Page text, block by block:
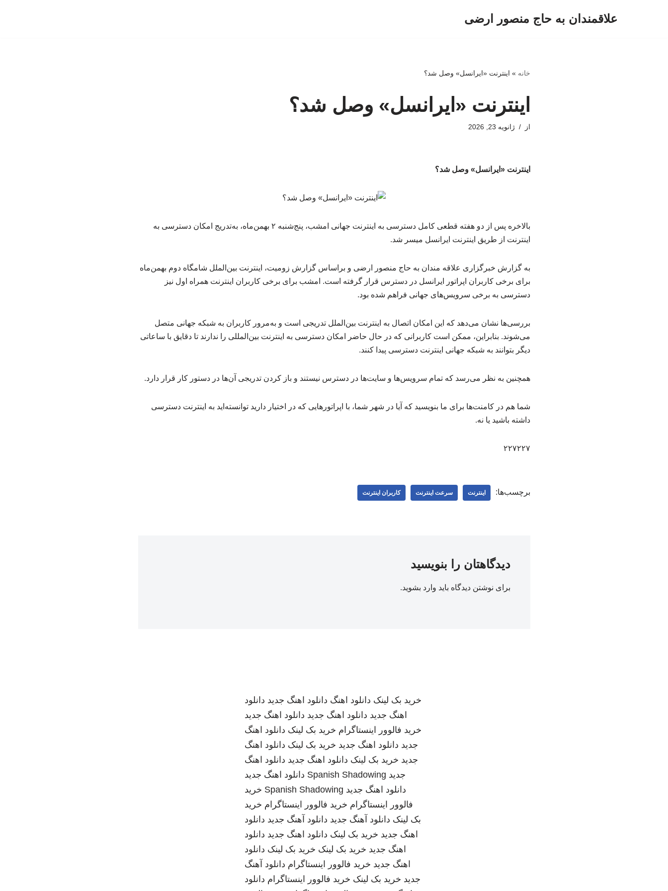
علاقمندان به حاج منصور ارضی
خانه » اینترنت «ایرانسل» وصل شد؟
اینترنت «ایرانسل» وصل شد؟
از ژانویه 23, 2026
اینترنت «ایرانسل» وصل شد؟
بالاخره پس از دو هفته قطعی کامل دسترسی به اینترنت جهانی امشب، پنج‌شنبه ۲ بهمن‌ماه، به‌تدریج امکان دسترسی به
اینترنت از طریق اینترنت ایرانسل میسر شد.
به گزارش خبرگزاری علاقه مندان به حاج منصور ارضی و براساس گزارش زومیت، اینترنت بین‌الملل شامگاه دوم بهمن‌ماه
برای برخی کاربران اپراتور ایرانسل در دسترس قرار گرفته است. امشب برای برخی کاربران اینترنت همراه اول نیز
دسترسی به برخی سرویس‌های جهانی فراهم شده بود.
بررسی‌ها نشان می‌دهد که این امکان اتصال به اینترنت بین‌الملل تدریجی است و به‌مرور کاربران به شبکه جهانی متصل
می‌شوند. بنابراین، ممکن است کاربرانی که در حال حاضر امکان دسترسی به اینترنت بین‌المللی را ندارند تا دقایق با ساعاتی
دیگر بتوانند به شبکه جهانی اینترنت دسترسی پیدا کنند.
همچنین به نظر می‌رسد که تمام سرویس‌ها و سایت‌ها در دسترس نیستند و باز کردن تدریجی آن‌ها در دستور کار قرار دارد.
شما هم در کامنت‌ها برای ما بنویسید که آیا در شهر شما، با اپراتورهایی که در اختیار دارید توانسته‌اید به اینترنت دسترسی
داشته باشید یا نه.
۲۲۷۲۲۷
برچسب‌ها: اینترنت سرعت اینترنت کاربران اینترنت
دیدگاهتان را بنویسید
برای نوشتن دیدگاه باید وارد بشوید.
خرید بک لینک دانلود اهنگ دانلود اهنگ جدید دانلود
اهنگ جدید دانلود اهنگ جدید دانلود اهنگ جدید
خرید فالوور اینستاگرام خرید بک لینک دانلود اهنگ
جدید دانلود اهنگ جدید خرید بک لینک دانلود اهنگ
جدید خرید بک لینک دانلود اهنگ جدید دانلود اهنگ
جدید Spanish Shadowing دانلود اهنگ جدید
دانلود اهنگ جدید Spanish Shadowing خرید
فالوور اینستاگرام خرید فالوور اینستاگرام خرید
بک لینک دانلود آهنگ جدید دانلود آهنگ جدید دانلود
اهنگ جدید خرید بک لینک دانلود اهنگ جدید دانلود
اهنگ جدید خرید بک لینک خرید بک لینک دانلود
اهنگ جدید خرید فالوور اینستاگرام دانلود آهنگ
جدید خرید بک لینک خرید فالوور اینستاگرام دانلود